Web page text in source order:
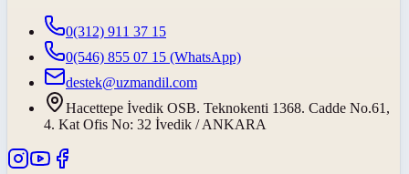
0(312) 911 37 15
0(546) 855 07 15 (WhatsApp)
destek@uzmandil.com
Hacettepe İvedik OSB. Teknokenti 1368. Cadde No.61,
4. Kat Ofis No: 32 İvedik / ANKARA